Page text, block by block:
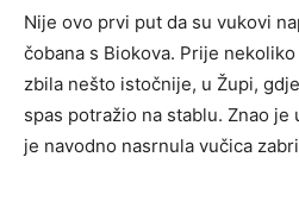
Nije ovo prvi put da su vukovi
čobana s Biokova. Prije
zbila nešto istočnije, u Župi,
spas potražio na stablu. Znao je
je navodno nasrnula vučica